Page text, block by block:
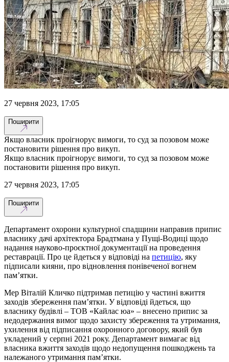
27 червня 2023, 17:05
Поширити
Якщо власник проігнорує вимоги, то суд за позовом може
постановити рішення про викуп.
Якщо власник проігнорує вимоги, то суд за позовом може
постановити рішення про викуп.
27 червня 2023, 17:05
Поширити
Департамент охорони культурної спадщини направив припис
власнику дачі архітектора Брадтмана у Пущі-Водиці щодо
надання науково-проєктної документації на проведення
реставрації. Про це йдеться у відповіді на петицію, яку
підписали кияни, про відновлення понівеченої вогнем
пам’ятки.
Мер Віталій Кличко підтримав петицію у частині вжиття
заходів збереження пам’ятки. У відповіді йдеться, що
власнику будівлі – ТОВ «Кайлас юа» – внесено припис за
недодержання вимог щодо захисту збереження та утримання,
ухилення від підписання охоронного договору, який був
укладений у серпні 2021 року. Департамент вимагає від
власника вжиття заходів щодо недопущення пошкоджень та
належаного утримання пам’ятки.